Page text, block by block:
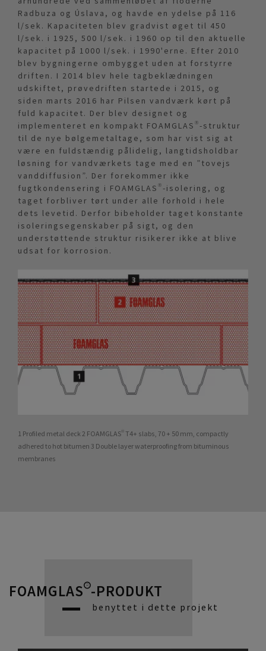
Radbuza og Úslava, og havde en ydelse på 116
l/sek. Kapaciteten blev gradvist øget til 450
l/sek. i 1925, 500 l/sek. i 1960 op til den aktuelle
kapacitet på 1000 l/sek. i 1990'erne. Efter 2010
blev bygningerne ombygget uden at forstyrre
driften. I 2014 blev hele tagbeklædningen
udskiftet, prøvedriften startede i 2015, og
siden marts 2016 har Pilsen vandværk kørt på
fuld kapacitet. Der blev designet og
implementeret en kompakt FOAMGLAS®-struktur
til de nye bølgemetaltage, som har vist sig at
være en fuldstændig pålidelig, langtidsholdbar
løsning for vandværkets tage med en ”tovejs
vanddiffusion”. Der forekommer ikke
fugtkondensering i FOAMGLAS®-isolering, og
taget forbliver tørt under alle forhold i hele
dets levetid. Derfor bibeholder taget konstante
isoleringsegenskaber på sigt, og den
understøttende struktur risikerer ikke at blive
udsat for korrosion.
1 Profiled metal deck 2 FOAMGLAS® T4+ slabs, 70 + 50 mm, compactly
adhered to hot bitumen 3 Double layer waterproofing from bituminous
membranes
FOAMGLAS®-PRODUKT
benyttet i dette projekt